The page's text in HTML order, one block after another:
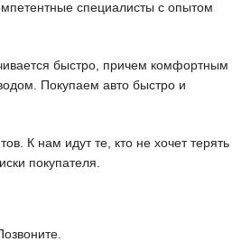
специалисты с опытом
быстро, причем комфортным
Покупаем авто быстро и
К нам идут те, кто не хочет терять
покупателя.